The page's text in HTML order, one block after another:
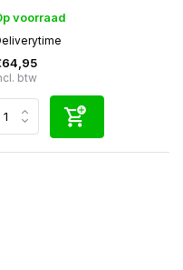
voorraad
btw